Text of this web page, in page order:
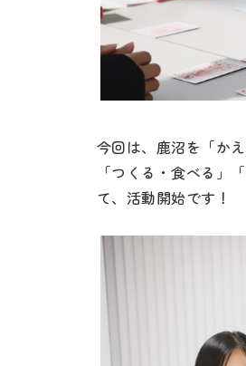
今回は、鹿沼を「か
「つくる・食べる」
て、活動開始です！